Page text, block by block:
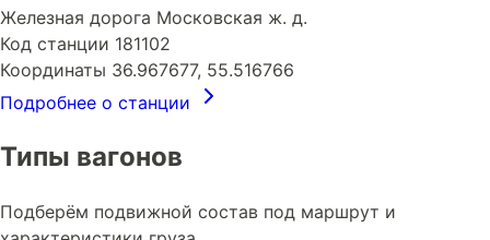
Железная дорога Московская ж. д.
Код станции 181102
Координаты 36.967677, 55.516766
Подробнее о станции
Типы вагонов
Подберём подвижной состав под маршрут и